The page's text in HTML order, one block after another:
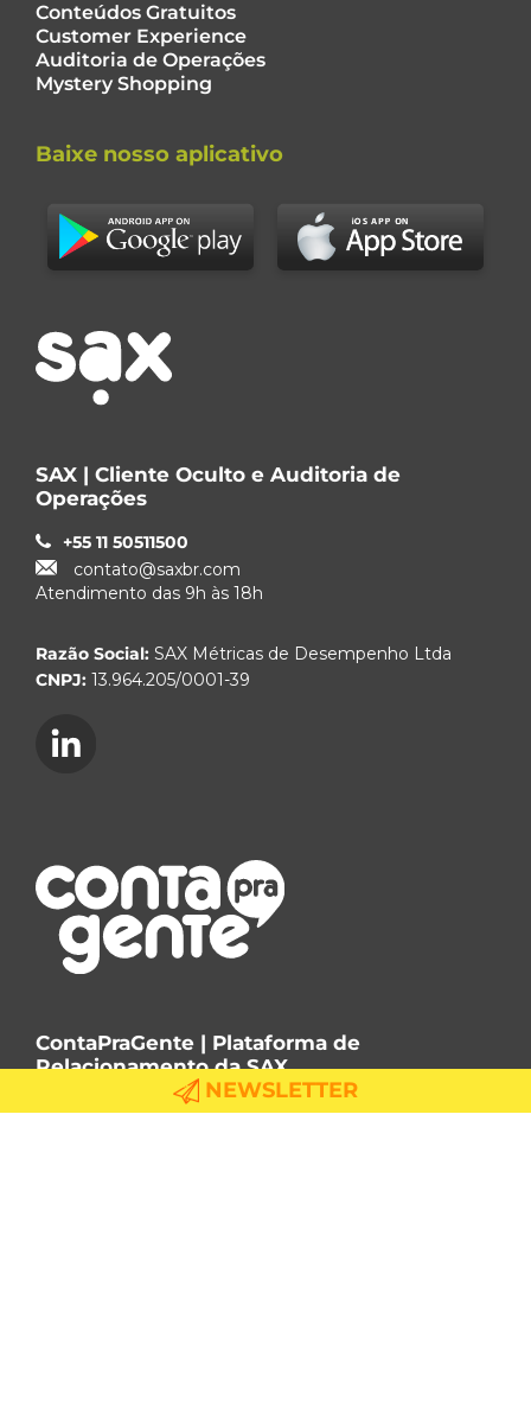
Conteúdos Gratuitos
Customer Experience
Auditoria de Operações
Mystery Shopping
Baixe nosso aplicativo
SAX | Cliente Oculto e Auditoria de
Operações
+55 11 50511500
contato@saxbr.com
Atendimento das 9h às 18h
Razão Social: SAX Métricas de Desempenho Ltda
CNPJ: 13.964.205/0001-39
ContaPraGente | Plataforma de
Relacionamento da SAX
+55 11 940054052
NEWSLETTER